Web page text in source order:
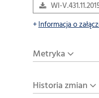
WI-
Informacja o
Metryka
Historia zmian